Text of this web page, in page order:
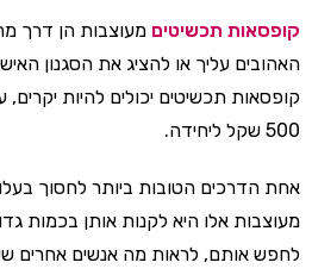
קופסאות תכשיטים מעוצבות הן דרך
האהובים עליך או להציג את הסגנון
500 שקל ליחידה.
אחת הדרכים הטובות ביותר לחסוך
מעוצבות אלו היא לקנות אותן בכמות
לחפש אותם, לראות מה אנשים אחרים